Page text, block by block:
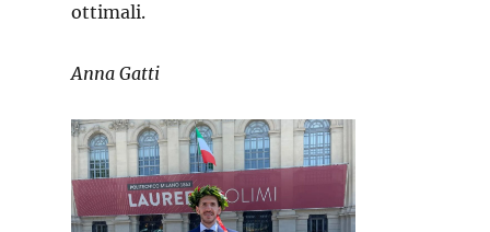
ottimali.
Anna Gatti